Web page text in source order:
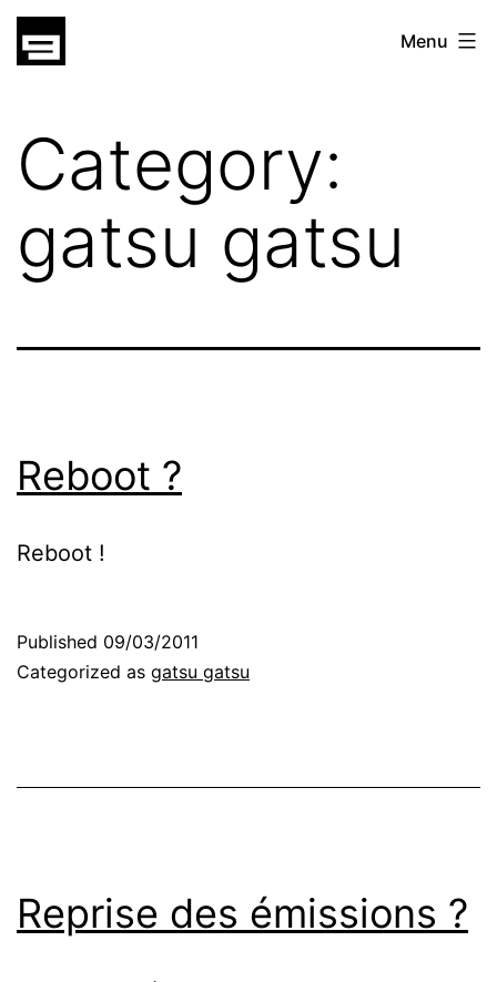
Skip
gatsu
Menu
Category:
gatsu gatsu
Reboot ?
Reboot !
Published 09/03/2011
Categorized as gatsu gatsu
Reprise des émissions ?